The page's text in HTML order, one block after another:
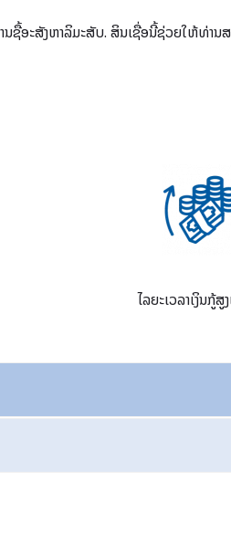
ສັງຫາລິມະສັບ. ສິນເຊື່ອນີ້ຊ່ວຍໃຫ້ທ່ານສ
ໄລຍະເວລາເງິນກູ້ສູ